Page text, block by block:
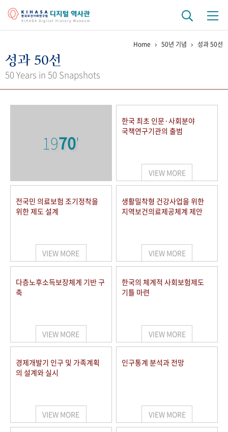
걸어온 길 기관 변천사
키워드로 보는 연구 역사
연구자들
사진 아카이브 문서 기록물 행정박물 영상 기록물
50+1 주년 기념
세계와 함께 한 KIHASA
VR 역사관
Home 50년 기념 성과 50선
성과 50선
50 Years in 50 Snapshots
1970'
한국 최초 인문·사회분야
국책연구기관의 출범
VIEW MORE
전국민 의료보험 조기정착을
위한 제도 설계
VIEW MORE
생활밀착형 건강사업을 위한
지역보건의료제공체계 제안
VIEW MORE
다층노후소득보장체계 기반 구
축
VIEW MORE
한국의 체계적 사회보험제도
기틀 마련
VIEW MORE
경제개발기 인구 및 가족계획
의 설계와 실시
VIEW MORE
인구통계 분석과 전망
VIEW MORE